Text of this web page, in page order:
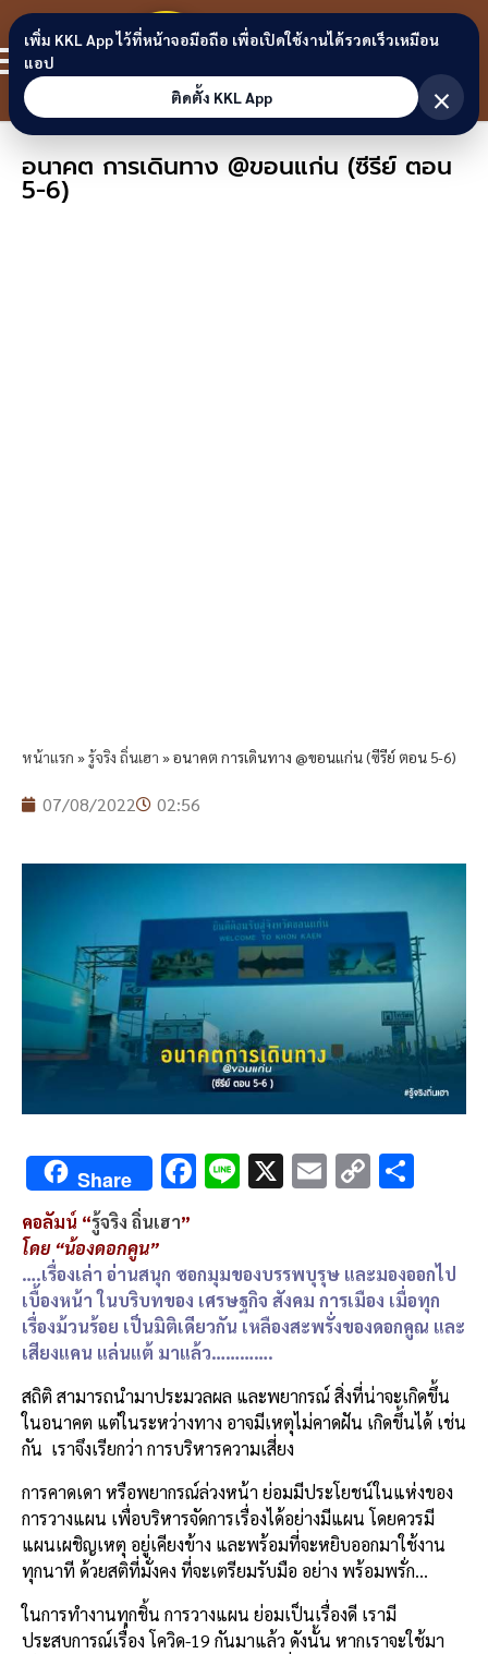
Skip to content
ขอนแก่น
ลิงก์
อนาคต การเดินทาง @ขอนแก่น (ซีรีย์ ตอน
5-6)
หน้าแรก »รู้จริง ถิ่นเฮา »อนาคต การเดินทาง @ขอนแก่น (ซีรีย์ ตอน 5-6)
07/08/2022 02:56
Share F
b
o
o
k
Li X E
l
C
Li
n
k
e
คอลัมน์ “รู้จริง ถิ่นเฮา”
โดย “น้องดอกคูน”
….เรื่องเล่า อ่านสนุก ซอกมุมของบรรพบุรุษ และมองออกไป
เบื้องหน้า ในบริบทของ เศรษฐกิจ สังคม การเมือง เมื่อทุก
เรื่องม้วนร้อย เป็นมิติเดียวกัน เหลืองสะพรั่งของดอกคูณ และ
เสียงแคน แล่นแต้ มาแล้ว………….
สถิติ สามารถนำมาประมวลผล และพยากรณ์ สิ่งที่น่าจะเกิดขึ้น
ในอนาคต แต่ในระหว่างทาง อาจมีเหตุไม่คาดฝัน เกิดขึ้นได้ เช่น
กัน เราจึงเรียกว่า การบริหารความเสี่ยง
การคาดเดา หรือพยากรณ์ล่วงหน้า ย่อมมีประโยชน์ในแห่งของ
การวางแผน เพื่อบริหารจัดการเรื่องได้อย่างมีแผน โดยควรมี
แผนเผชิญเหตุ อยู่เคียงข้าง และพร้อมที่จะหยิบออกมาใช้งาน
ทุกนาที ด้วยสติที่มั่งคง ที่จะเตรียมรับมือ อย่าง พร้อมพรั่ก…
ในการทำงานทุกชิ้น การวางแผน ย่อมเป็นเรื่องดี เรามี
ประสบการณ์เรื่อง โควิด-19 กันมาแล้ว ดังนั้น หากเราจะใช้มา
เพิ่ม KKL App ไว้ที่หน้าจอมือถือ เพื่อเปิดใช้งานได้รวดเร็วเหมือน
แอป
ติดตั้ง KKL App
×